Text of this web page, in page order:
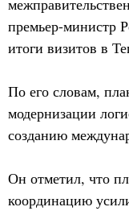
премьер-министр
итоги визитов в
По его словам,
модернизации
созданию
Он отметил, что
координацию